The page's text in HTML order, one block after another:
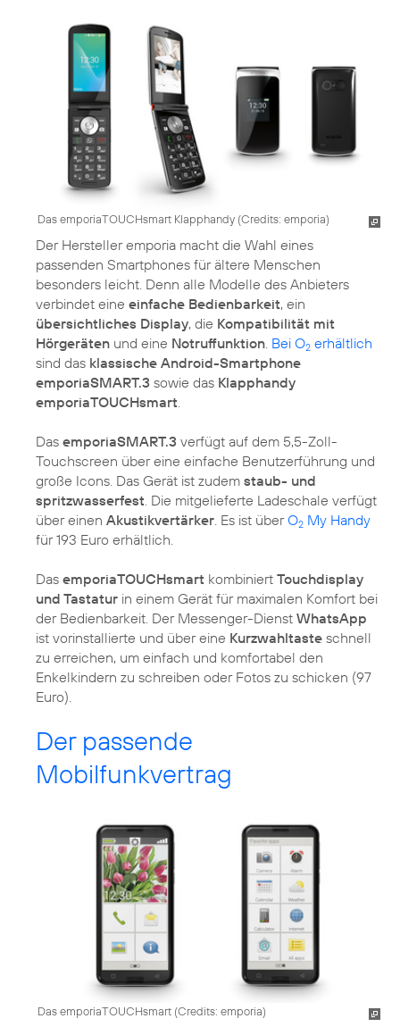
Das emporiaTOUCHsmart Klapphandy (Credits: emporia)
Der Hersteller emporia macht die Wahl eines
passenden Smartphones für ältere Menschen
besonders leicht. Denn alle Modelle des Anbieters
verbindet eine einfache Bedienbarkeit, ein
übersichtliches Display, die Kompatibilität mit
Hörgeräten und eine Notruffunktion Bei O2 erhältlich
sind das klassische Android-Smartphone
emporiaSMART.3 sowie das Klapphandy
emporiaTOUCHsmart
Das emporiaSMART.3 verfügt auf dem 5,5-Zoll-
Touchscreen über eine einfache Benutzerführung und
große Icons. Das Gerät ist zudem staub- und
spritzwasserfest . Die mitgelieferte Ladeschale verfügt
über einen Akustikvertärker . Es ist überO2 My Handy
für 193 Euro erhältlich.
Das emporiaTOUCHsmart kombiniert Touchdisplay
und Tastatur in einem Gerät für maximalen Komfort bei
der Bedienbarkeit. Der Messenger-Dienst WhatsApp
ist vorinstallierte und über eine Kurzwahltaste schnell
zu erreichen, um einfach und komfortabel den
Enkelkindern zu schreiben oder Fotos zu schicken (97
Euro).
Der passende
Mobilfunkvertrag
Das emporiaTOUCHsmart (Credits: emporia)